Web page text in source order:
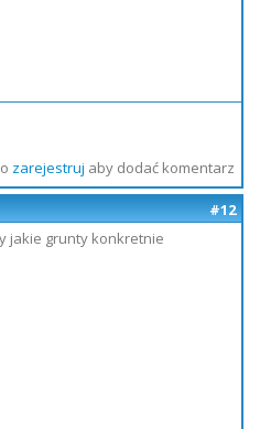
zarejestruj aby dodać komentarz
#12
jakie grunty konkretnie